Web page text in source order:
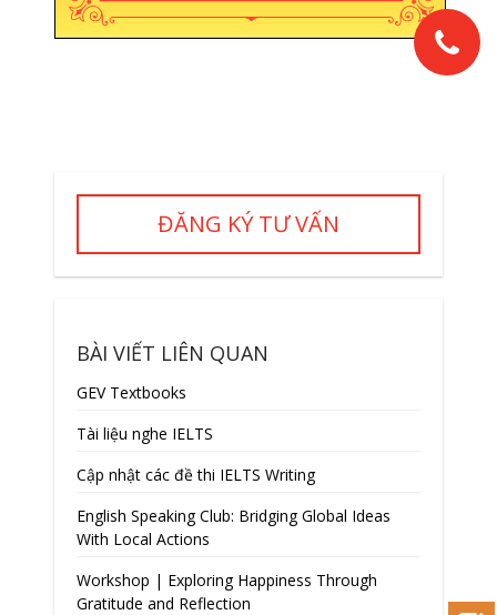
ĐĂNG KÝ TƯ VẤN
BÀI VIẾT LIÊN QUAN
GEV Textbooks
Tài liệu nghe IELTS
Cập nhật các đề thi IELTS Writing
English Speaking Club: Bridging Global Ideas
With Local Actions
Workshop | Exploring Happiness Through
Gratitude and Reflection